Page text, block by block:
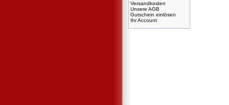
Versandkosten
Unsere AGB
Gutschein einlösen
Ihr Account